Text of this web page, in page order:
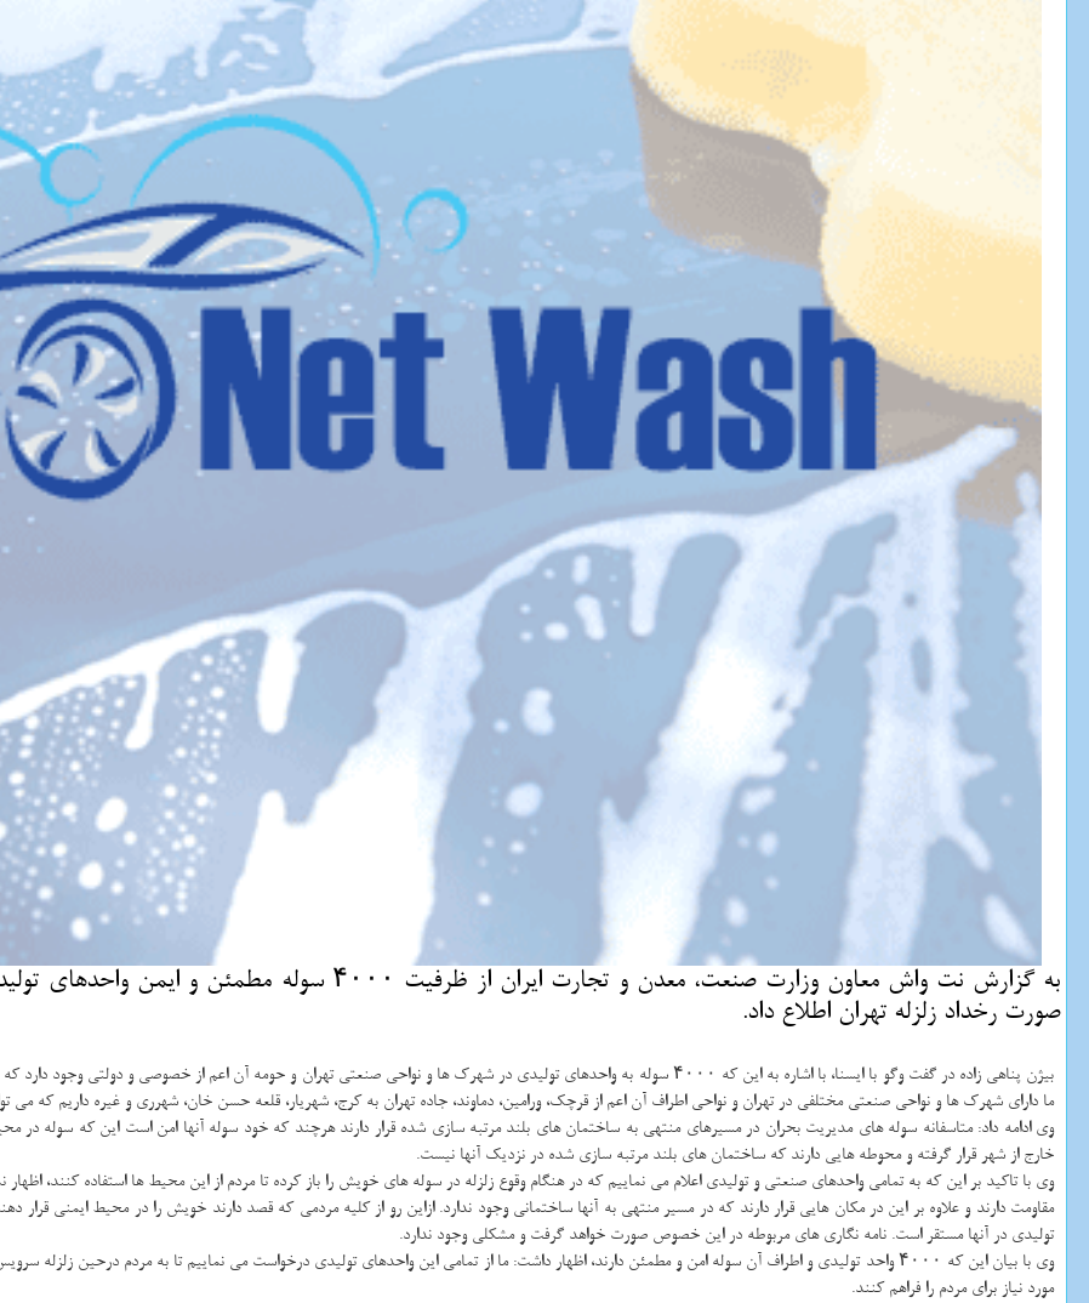
به گزارش نت واش معاون وزارت صنعت، معدن و تجارت ایران
صورت رخداد زلزله تهران اطلاع داد.
بیژن پناهی زاده در گفت وگو با ایسنا، با اشاره به این كه ۴۰۰۰ سوله به واحدهای تولیدی در شهرك ها و نواحی صنعتی تهران و حومه آن اعم از
ما دارای شهرك ها و نواحی صنعتی مختلفی در تهران و نواحی اطراف آن اعم از قرچك، ورامین، دماوند، جاده تهران به كرج، شهریار، قلعه حسن خان، شهرری و غیره داریم كه می
وی ادامه داد: متاسفانه سوله های مدیریت بحران در مسیرهای منتهی به ساختمان های بلند مرتبه سازی شده قرار دارند هرچند كه خود سوله آنها امن است این كه سوله
خارج از شهر قرار گرفته و محوطه هایی دارند كه ساختمان های بلند مرتبه سازی شده در نزدیك آنها نیست.
وی با تاكید بر این كه به تمامی واحدهای صنعتی و تولیدی اعلام می نماییم كه در هنگام وقوع زلزله در سوله های خویش را باز كرده تا مردم از این محیط ها استفاده كنند،
مقاومت دارند و علاوه بر این در مكان هایی قرار دارند كه در مسیر منتهی به آنها ساختمانی وجود ندارد. ازاین رو از كلیه مردمی كه قصد دارند خویش را در محیط ایمنی
تولیدی در آنها مستقر است. نامه نگاری های مربوطه در این خصوص صورت خواهد گرفت و مشكلی وجود ندارد.
وی با بیان این كه ۴۰۰۰ واحد تولیدی و اطراف آن سوله امن و مطمئن دارند، اظهار داشت: ما از تمامی این واحدهای تولیدی درخواست می نماییم تا به مردم درحین زلزله سرویس دهی كنند و علاوه بر این طی نامه نگاری هایی از آنها می خواهیم تا
مورد نیاز برای مردم را فراهم كنند.